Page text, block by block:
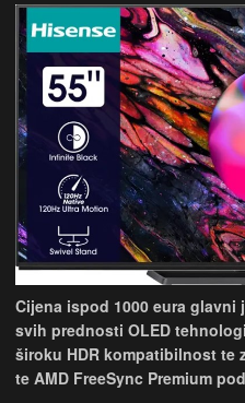
Cijena ispod 1000 eura
svih prednosti OLED
široku HDR kompatibilnost te
te AMD FreeSync Premium